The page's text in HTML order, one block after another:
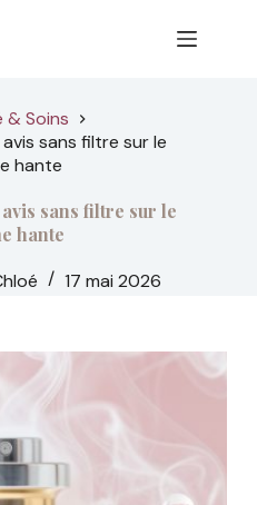
& Soins
sans filtre sur le
hante
sans filtre sur le
hante
17 mai 2026